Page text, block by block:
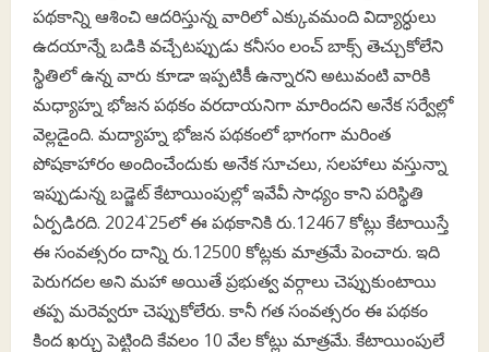
పథకాన్ని ఆశించి ఆదరిస్తున్న వారిలో ఎక్కువమంది విద్యార్ధులు
ఉదయాన్నే బడికి వచ్చేటప్పుడు కనీసం లంచ్‌ బాక్స్‌ తెచ్చుకోలేని
స్థితిలో ఉన్న వారు కూడా ఇప్పటికీ ఉన్నారని అటువంటి వారికి
మధ్యాహ్న భోజన పథకం వరదాయనిగా మారిందని అనేక సర్వేల్లో
వెల్లడైంది. మద్యాహ్న భోజన పథకంలో భాగంగా మరింత
పోషకాహారం అందించేందుకు అనేక సూచలు, సలహాలు వస్తున్నా
ఇప్పుడున్న బడ్జెట్‌ కేటాయింపుల్లో ఇవేవీ సాధ్యం కాని పరిస్థితి
ఏర్పడిరది. 2024`25లో ఈ పథకానికి రు.12467 కోట్లు కేటాయిస్తే
ఈ సంవత్సరం దాన్ని రు.12500 కోట్లకు మాత్రమే పెంచారు. ఇది
పెరుగదల అని మహా అయితే ప్రభుత్వ వర్గాలు చెప్పుకుంటాయి
తప్ప మరెవ్వరూ చెప్పుకోలేరు. కానీ గత సంవత్సరం ఈ పథకం
కింద ఖర్చు పెట్టింది కేవలం 10 వేల కోట్లు మాత్రమే. కేటాయింపులే